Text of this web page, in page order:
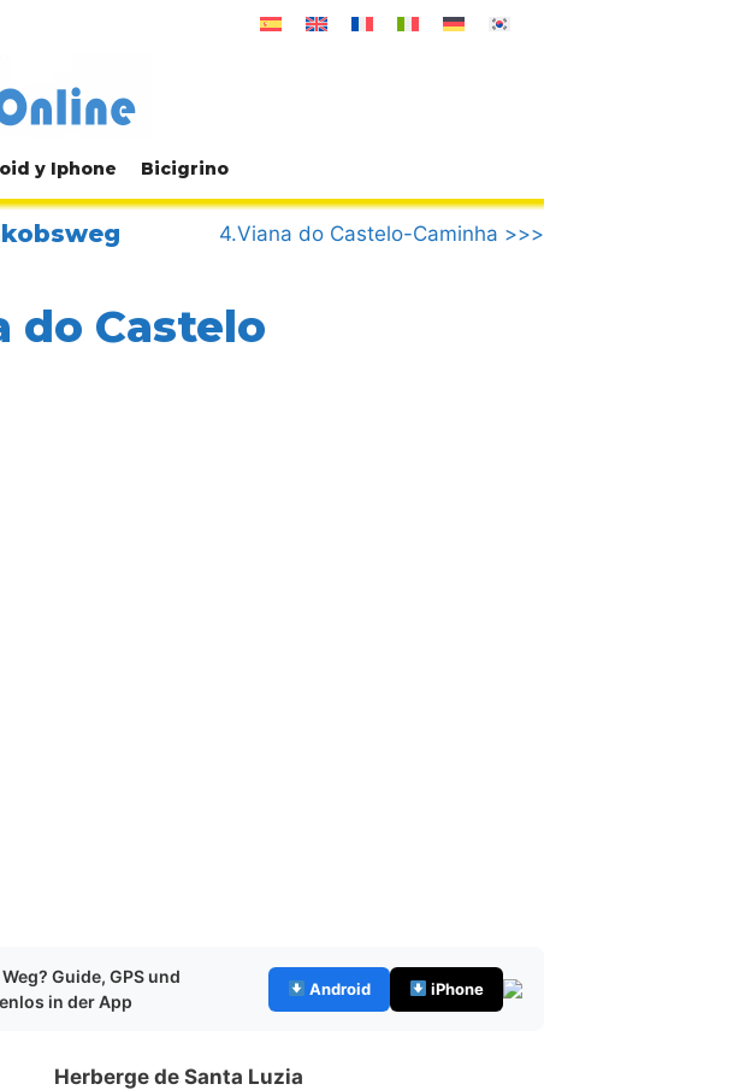
y Iphone Bicigrino
4.Viana do Castelo-Caminha >>>
do Castelo
Guide, GPS und
in der App
Android iPhone
Herberge de Santa Luzia